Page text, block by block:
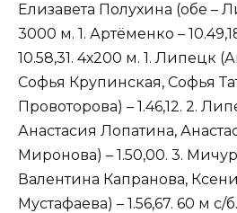
Елизавета Полухина (обе –
3000 м. 1. Артёменко –
10.58,31. 4х200 м. 1. Липецк
Софья Крупинская, Софья
Провоторова) – 1.46,12. 2.
Анастасия Лопатина,
Миронова) – 1.50,00. 3.
Валентина Капранова,
Мустафаева) – 1.56,67. 60 м